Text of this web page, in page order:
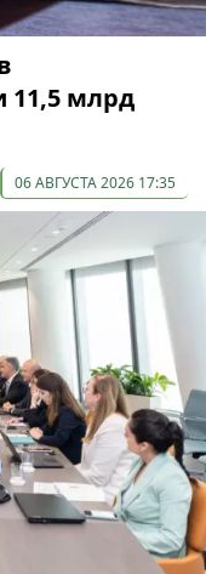
11,5 млрд
06 АВГУСТА 2026 17:35